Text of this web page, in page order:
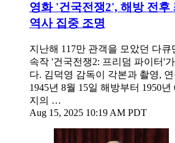
영화 '건국전쟁2', 해방 전후
역사 집중 조명
지난해 117만 관객을 모았던 다
속작 '건국전쟁2: 프리덤 파이터'
다. 김덕영 감독이 각본과 촬영,
1945년 8월 15일 해방부터 1950
지의 …
Aug 15, 2025 10:19 AM PDT